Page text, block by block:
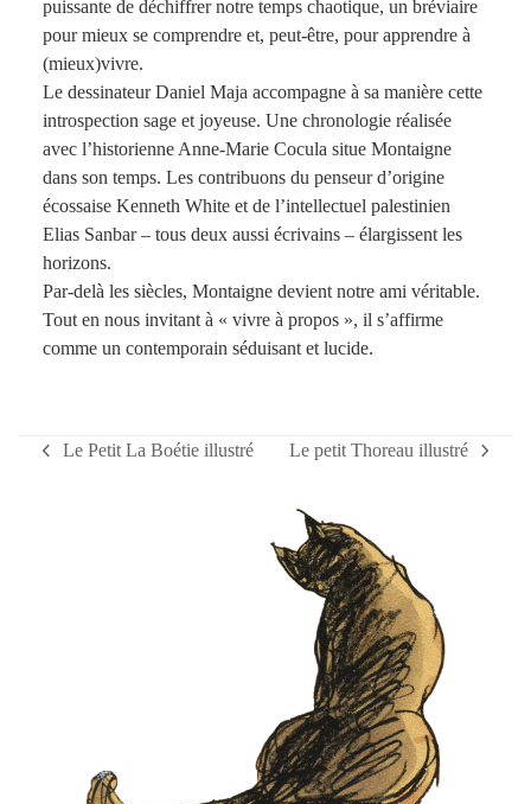
puissante de déchiffrer notre temps chaotique, un bréviaire
pour mieux se comprendre et, peut-être, pour apprendre à
(mieux)vivre.
Le dessinateur Daniel Maja accompagne à sa manière cette
introspection sage et joyeuse. Une chronologie réalisée
avec l’historienne Anne-Marie Cocula situe Montaigne
dans son temps. Les contribuons du penseur d’origine
écossaise Kenneth White et de l’intellectuel palestinien
Elias Sanbar – tous deux aussi écrivains – élargissent les
horizons.
Par-delà les siècles, Montaigne devient notre ami véritable.
Tout en nous invitant à « vivre à propos », il s’affirme
comme un contemporain séduisant et lucide.
previous
Le Petit La Boétie illustré
next
Le petit Thoreau illustré